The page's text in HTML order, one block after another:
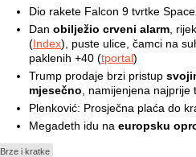
Dio rakete Falcon 9 tvrtke
Dan obilježio crveni alarm ,
(Index), puste ulice, čamci na
paklenih +40 (tportal)
Trump prodaje brzi pristup
mjesečno , namijenjena
Plenković: Prosječna plaća do
Megadeth idu na europsku
Brze i kratke